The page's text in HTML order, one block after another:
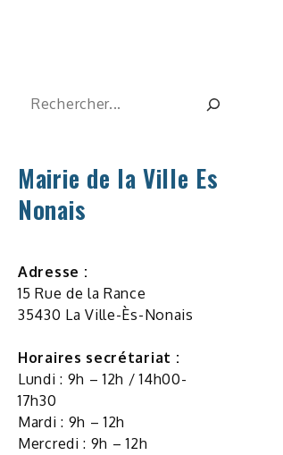
Rechercher
Mairie de la Ville Es
Nonais
Adresse :
15 Rue de la Rance
35430 La Ville-Ès-Nonais
Horaires secrétariat :
Lundi : 9h – 12h / 14h00-
17h30
Mardi : 9h – 12h
Mercredi : 9h – 12h